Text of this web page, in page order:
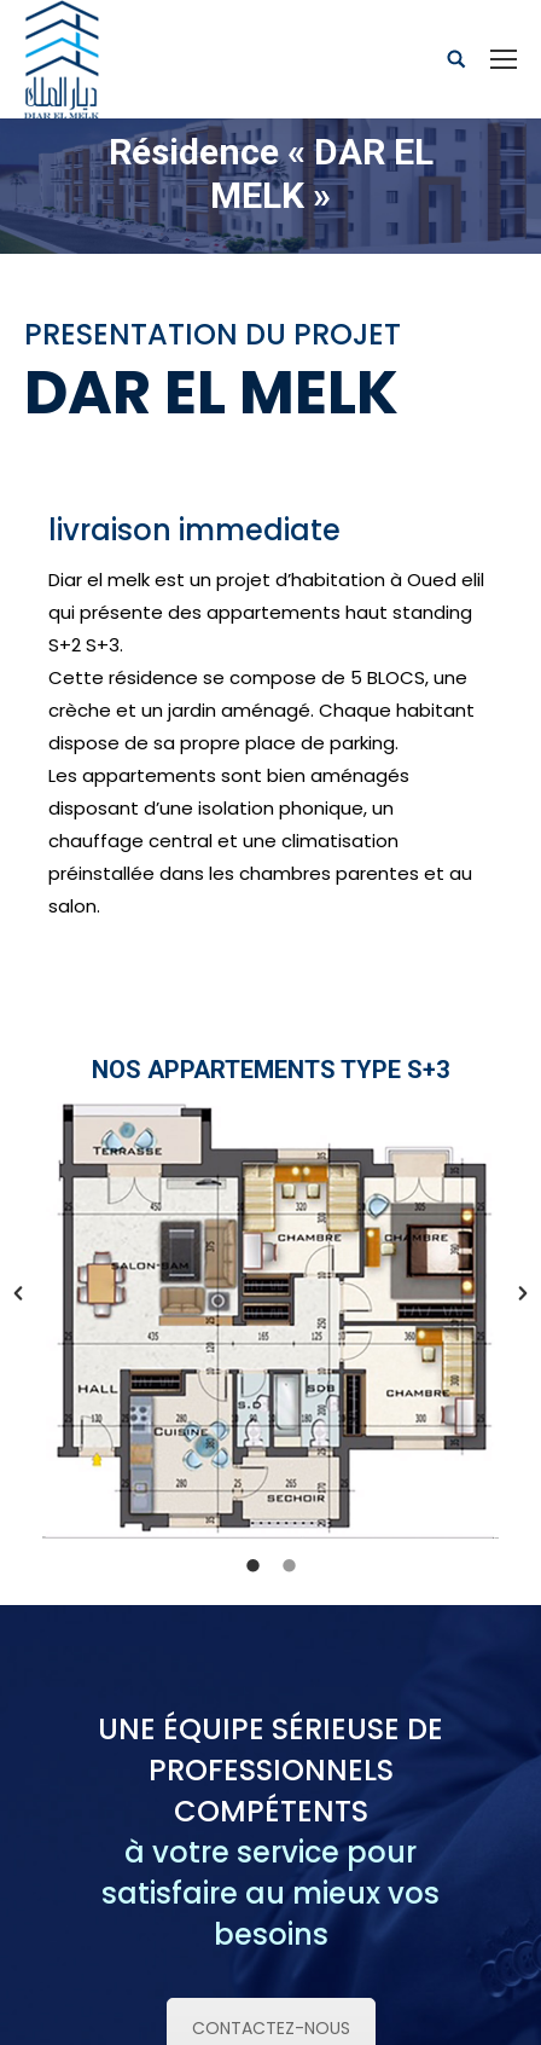
Search:
Résidence « DAR EL
MELK »
PRESENTATION DU PROJET
DAR EL MELK
livraison immediate
Diar el melk est un projet d’habitation à Oued elil
qui présente des appartements haut standing
S+2 S+3.
Cette résidence se compose de 5 BLOCS, une
crèche et un jardin aménagé. Chaque habitant
dispose de sa propre place de parking.
Les appartements sont bien aménagés
disposant d’une isolation phonique, un
chauffage central et une climatisation
préinstallée dans les chambres parentes et au
salon.
NOS APPARTEMENTS TYPE S+3
UNE ÉQUIPE SÉRIEUSE DE
PROFESSIONNELS
COMPÉTENTS
à votre service pour
satisfaire au mieux vos
besoins
CONTACTEZ-NOUS